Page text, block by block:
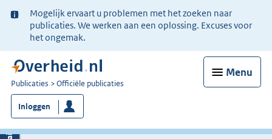
Ter
informatie:
Mogelijk ervaart u problemen met het zoeken naar
publicaties. We werken aan een oplossing. Excuses voor
het ongemak.
Menu
U
bent
nu
hier:
Publicaties Officiële publicaties
Inloggen